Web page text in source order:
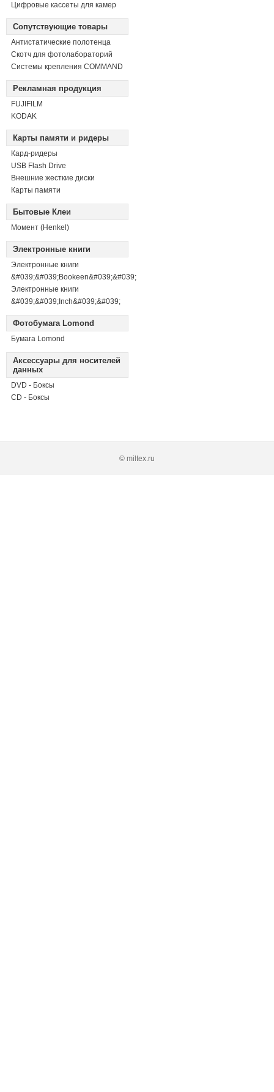
Цифровые кассеты для камер
Сопутствующие товары
Антистатические полотенца
Скотч для фотолабораторий
Системы крепления COMMAND
Рекламная продукция
FUJIFILM
KODAK
Карты памяти и ридеры
Кард-ридеры
USB Flash Drive
Внешние жесткие диски
Карты памяти
Бытовые Клеи
Момент (Henkel)
Электронные книги
Электронные книги
&#039;&#039;Bookeen&#039;&#039;
Электронные книги
&#039;&#039;Inch&#039;&#039;
Фотобумага Lomond
Бумага Lomond
Аксессуары для носителей
данных
DVD - Боксы
CD - Боксы
© miltex.ru